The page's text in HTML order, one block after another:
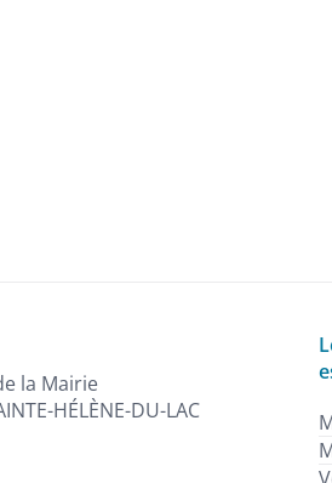
la Mairie
HÉLÈNE-DU-LAC